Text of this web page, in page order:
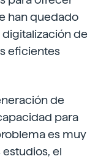
han quedado
de
eficientes
de
para
es muy
el